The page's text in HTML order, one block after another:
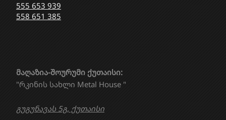
555 653 939
558 651 385
მაღაზია-შოურუმი ქუთაისი:
"რკინის სახლი Metal House "
გუგუნავას 5გ, ქუთაისი